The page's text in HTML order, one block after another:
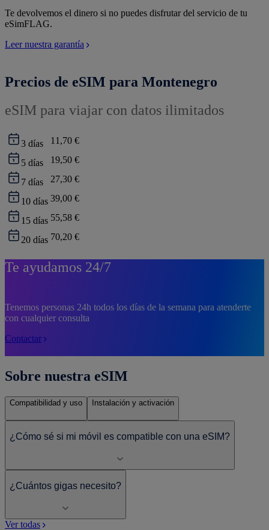
Te devolvemos el dinero si no puedes disfrutar del servicio de tu
eSimFLAG.
Leer nuestra garantía
Precios de eSIM para Montenegro
eSIM para viajar con datos ilimitados
3 días 11,70 €
5 días 19,50 €
7 días 27,30 €
10 días 39,00 €
15 días 55,58 €
20 días 70,20 €
Te ayudamos 24/7
Tenemos personas 24h todos los días de la semana para atenderte
con cualquier consulta
Contactar
Sobre nuestra eSIM
Compatibilidad y uso Instalación y activación
¿Cómo sé si mi móvil es compatible con una eSIM?
¿Cuántos gigas necesito?
Ver todas